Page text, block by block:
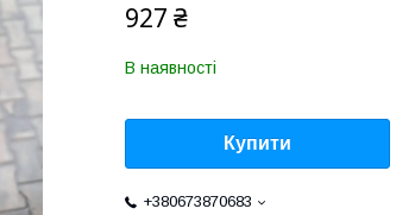
927 ₴
В наявності
Купити
+380673870683